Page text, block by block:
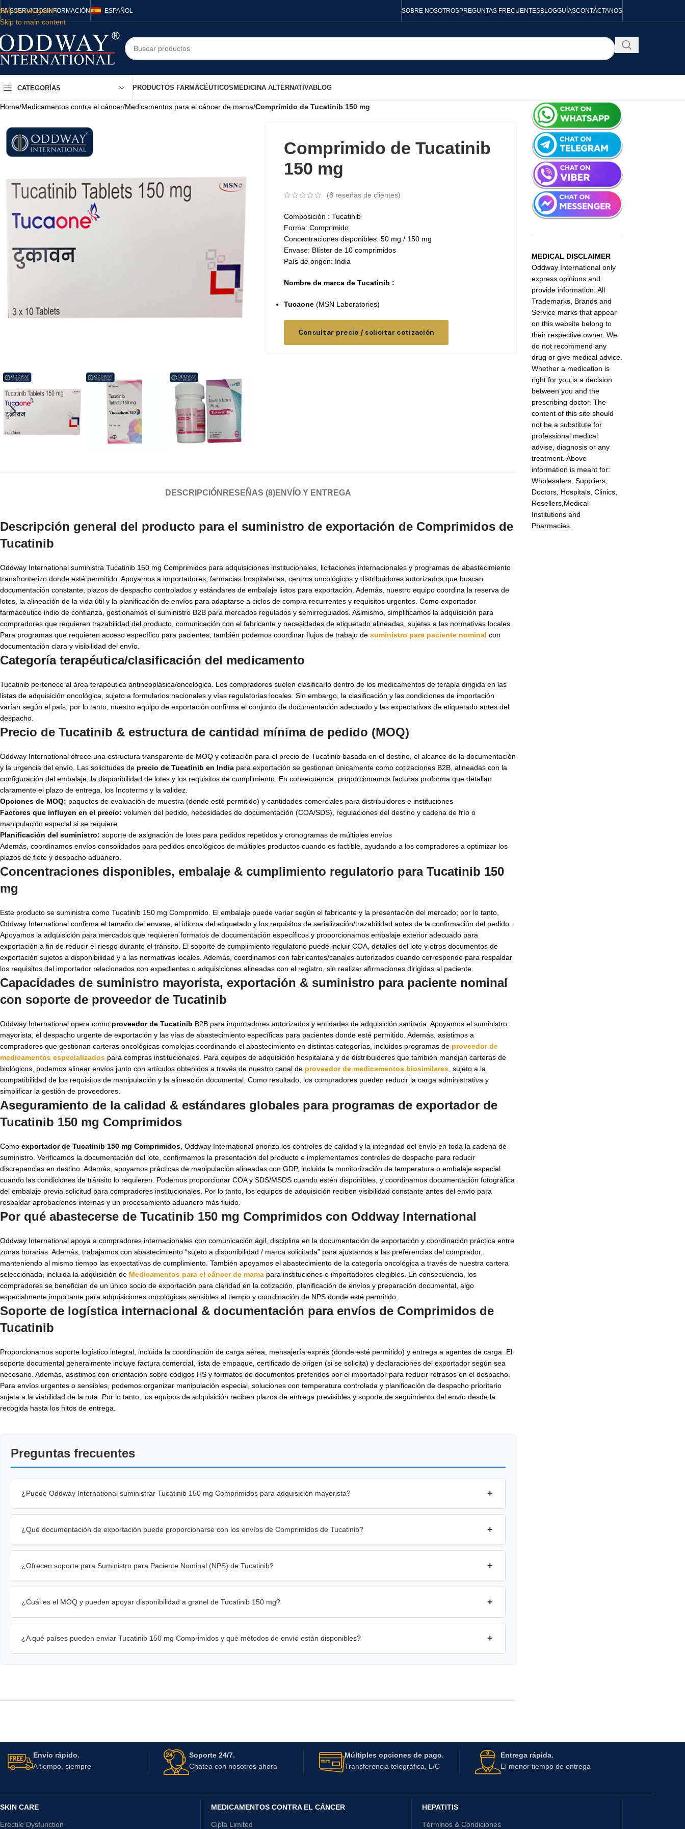
Skip to navigation
Skip to main content
PAÍSSERVICIOSINFORMACIÓN ESPAÑOL SOBRE NOSOTROSPREGUNTAS FRECUENTESBLOGGUÍASCONTÁCTANOS
CATEGORÍAS PRODUCTOS FARMACÉUTICOS MEDICINA ALTERNATIVABLOG
Home/Medicamentos contra el cáncer/Medicamentos para el cáncer de mama/Comprimido de Tucatinib 150 mg
Comprimido de Tucatinib
150 mg
(8 reseñas de clientes)
Composición : Tucatinib
Forma: Comprimido
Concentraciones disponibles: 50 mg / 150 mg
Envase: Blíster de 10 comprimidos
País de origen: India
Nombre de marca de Tucatinib :
Tucaone(MSN Laboratories)
Consultar precio / solicitar cotización
DESCRIPCIÓN RESEÑAS (8)ENVÍO Y ENTREGA
Descripción general del producto para el suministro de exportación de Comprimidos de
Tucatinib
Oddway International suministra Tucatinib 150 mg Comprimidos para adquisiciones institucionales, licitaciones internacionales y programas de abastecimiento
transfronterizo donde esté permitido. Apoyamos a importadores, farmacias hospitalarias, centros oncológicos y distribuidores autorizados que buscan
documentación constante, plazos de despacho controlados y estándares de embalaje listos para exportación. Además, nuestro equipo coordina la reserva de
lotes, la alineación de la vida útil y la planificación de envíos para adaptarse a ciclos de compra recurrentes y requisitos urgentes. Como exportador
farmacéutico indio de confianza, gestionamos el suministro B2B para mercados regulados y semirregulados. Asimismo, simplificamos la adquisición para
compradores que requieren trazabilidad del producto, comunicación con el fabricante y necesidades de etiquetado alineadas, sujetas a las normativas locales.
Para programas que requieren acceso específico para pacientes, también podemos coordinar flujos de trabajo de suministro para paciente nominal con
documentación clara y visibilidad del envío.
Categoría terapéutica/clasificación del medicamento
Tucatinib pertenece al área terapéutica antineoplásica/oncológica. Los compradores suelen clasificarlo dentro de los medicamentos de terapia dirigida en las
listas de adquisición oncológica, sujeto a formularios nacionales y vías regulatorias locales. Sin embargo, la clasificación y las condiciones de importación
varían según el país; por lo tanto, nuestro equipo de exportación confirma el conjunto de documentación adecuado y las expectativas de etiquetado antes del
despacho.
Precio de Tucatinib & estructura de cantidad mínima de pedido (MOQ)
Oddway International ofrece una estructura transparente de MOQ y cotización para el precio de Tucatinib basada en el destino, el alcance de la documentación
y la urgencia del envío. Las solicitudes de precio de Tucatinib en India para exportación se gestionan únicamente como cotizaciones B2B, alineadas con la
configuración del embalaje, la disponibilidad de lotes y los requisitos de cumplimiento. En consecuencia, proporcionamos facturas proforma que detallan
claramente el plazo de entrega, los Incoterms y la validez.
Opciones de MOQ: paquetes de evaluación de muestra (donde esté permitido) y cantidades comerciales para distribuidores e instituciones
Factores que influyen en el precio: volumen del pedido, necesidades de documentación (COA/SDS), regulaciones del destino y cadena de frío o
manipulación especial si se requiere
Planificación del suministro: soporte de asignación de lotes para pedidos repetidos y cronogramas de múltiples envíos
Además, coordinamos envíos consolidados para pedidos oncológicos de múltiples productos cuando es factible, ayudando a los compradores a optimizar los
plazos de flete y despacho aduanero.
Concentraciones disponibles, embalaje & cumplimiento regulatorio para Tucatinib 150
mg
Este producto se suministra como Tucatinib 150 mg Comprimido. El embalaje puede variar según el fabricante y la presentación del mercado; por lo tanto,
Oddway International confirma el tamaño del envase, el idioma del etiquetado y los requisitos de serialización/trazabilidad antes de la confirmación del pedido.
Apoyamos la adquisición para mercados que requieren formatos de documentación específicos y proporcionamos embalaje exterior adecuado para
exportación a fin de reducir el riesgo durante el tránsito. El soporte de cumplimiento regulatorio puede incluir COA, detalles del lote y otros documentos de
exportación sujetos a disponibilidad y a las normativas locales. Además, coordinamos con fabricantes/canales autorizados cuando corresponde para respaldar
los requisitos del importador relacionados con expedientes o adquisiciones alineadas con el registro, sin realizar afirmaciones dirigidas al paciente.
Capacidades de suministro mayorista, exportación & suministro para paciente nominal
con soporte de proveedor de Tucatinib
Oddway International opera como proveedor de Tucatinib B2B para importadores autorizados y entidades de adquisición sanitaria. Apoyamos el suministro
mayorista, el despacho urgente de exportación y las vías de abastecimiento específicas para pacientes donde esté permitido. Además, asistimos a
compradores que gestionan carteras oncológicas complejas coordinando el abastecimiento en distintas categorías, incluidos programas de proveedor de
medicamentos especializados para compras institucionales. Para equipos de adquisición hospitalaria y de distribuidores que también manejan carteras de
biológicos, podemos alinear envíos junto con artículos obtenidos a través de nuestro canal de proveedor de medicamentos biosimilares , sujeto a la
compatibilidad de los requisitos de manipulación y la alineación documental. Como resultado, los compradores pueden reducir la carga administrativa y
simplificar la gestión de proveedores.
Aseguramiento de la calidad & estándares globales para programas de exportador de
Tucatinib 150 mg Comprimidos
Como exportador de Tucatinib 150 mg Comprimidos , Oddway International prioriza los controles de calidad y la integridad del envío en toda la cadena de
suministro. Verificamos la documentación del lote, confirmamos la presentación del producto e implementamos controles de despacho para reducir
discrepancias en destino. Además, apoyamos prácticas de manipulación alineadas con GDP, incluida la monitorización de temperatura o embalaje especial
cuando las condiciones de tránsito lo requieren. Podemos proporcionar COA y SDS/MSDS cuando estén disponibles, y coordinamos documentación fotográfica
del embalaje previa solicitud para compradores institucionales. Por lo tanto, los equipos de adquisición reciben visibilidad constante antes del envío para
respaldar aprobaciones internas y un procesamiento aduanero más fluido.
Por qué abastecerse de Tucatinib 150 mg Comprimidos con Oddway International
Oddway International apoya a compradores internacionales con comunicación ágil, disciplina en la documentación de exportación y coordinación práctica entre
zonas horarias. Además, trabajamos con abastecimiento “sujeto a disponibilidad / marca solicitada” para ajustarnos a las preferencias del comprador,
manteniendo al mismo tiempo las expectativas de cumplimiento. También apoyamos el abastecimiento de la categoría oncológica a través de nuestra cartera
seleccionada, incluida la adquisición de Medicamentos para el cáncer de mama para instituciones e importadores elegibles. En consecuencia, los
compradores se benefician de un único socio de exportación para claridad en la cotización, planificación de envíos y preparación documental, algo
especialmente importante para adquisiciones oncológicas sensibles al tiempo y coordinación de NPS donde esté permitido.
Soporte de logística internacional & documentación para envíos de Comprimidos de
Tucatinib
Proporcionamos soporte logístico integral, incluida la coordinación de carga aérea, mensajería exprés (donde esté permitido) y entrega a agentes de carga. El
soporte documental generalmente incluye factura comercial, lista de empaque, certificado de origen (si se solicita) y declaraciones del exportador según sea
necesario. Además, asistimos con orientación sobre códigos HS y formatos de documentos preferidos por el importador para reducir retrasos en el despacho.
Para envíos urgentes o sensibles, podemos organizar manipulación especial, soluciones con temperatura controlada y planificación de despacho prioritario
sujeta a la viabilidad de la ruta. Por lo tanto, los equipos de adquisición reciben plazos de entrega previsibles y soporte de seguimiento del envío desde la
recogida hasta los hitos de entrega.
Preguntas frecuentes
¿Puede Oddway International suministrar Tucatinib 150 mg Comprimidos para adquisición mayorista? +
¿Qué documentación de exportación puede proporcionarse con los envíos de Comprimidos de Tucatinib? +
¿Ofrecen soporte para Suministro para Paciente Nominal (NPS) de Tucatinib? +
¿Cuál es el MOQ y pueden apoyar disponibilidad a granel de Tucatinib 150 mg? +
¿A qué países pueden enviar Tucatinib 150 mg Comprimidos y qué métodos de envío están disponibles? +
MEDICAL DISCLAIMER
Oddway International only
express opinions and
provide information. All
Trademarks, Brands and
Service marks that appear
on this website belong to
their respective owner. We
do not recommend any
drug or give medical advice.
Whether a medication is
right for you is a decision
between you and the
prescribing doctor. The
content of this site should
not be a substitute for
professional medical
advise, diagnosis or any
treatment. Above
information is meant for:
Wholesalers, Suppliers,
Doctors, Hospitals, Clinics,
Resellers,Medical
Institutions and
Pharmacies.
Envío rápido.
A tiempo, siempre
Soporte 24/7.
Chatea con nosotros ahora
Múltiples opciones de pago.
Transferencia telegráfica, L/C
Entrega rápida.
El menor tiempo de entrega
SKIN CARE
Erectile Dysfunction
MEDICAMENTOS CONTRA EL CÁNCER
Cipla Limited
HEPATITIS
Términos & Condiciones